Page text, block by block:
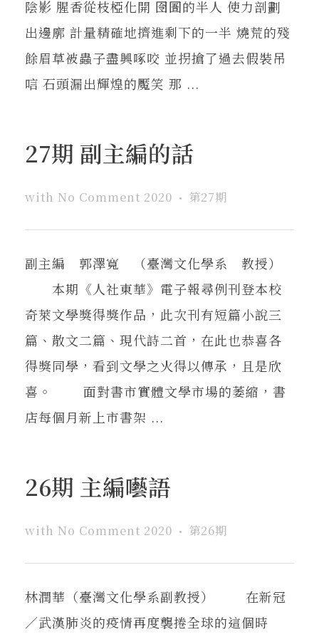
陰影 腥香從枝椏化開 囹圄的半人 使力剖劃
出邊廓 計量精確地擠進剩下的一半 燒荒的殘
餘眉草被蟲子盡興啄咬 並拐搶了過去假裝吊
唁 石頭漏出輝煌的魘笑 那 ...
27期 副主編的話
with No Comment 2020 第27期
副主編 郭澤寬 （臺灣文化學系 教授）
本期《人社東華》電子報尋例刊登本校
奇萊文學獎得獎作品，此次刊有短篇小說三
篇、散文二篇、現代詩二首，在此也恭喜各
得獎同學，看到文學之火得以傳承，且是欣
喜。 面對書市實體文學市場的萎縮，書
店每個月新上市書架 ...
26期 主編囈語
with No Comment 2020 第26期
林潤華（臺灣文化學系副教授） 在新冠
／武漢肺炎的疫情再度襲捲全球的這個時